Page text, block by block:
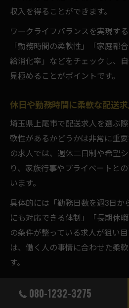
収入を得ることができます。
ワークライフバランスを実現す
「勤務時間の柔軟性」「家庭都
給消化率」などをチェックし、
見極めることがポイントです。
休日や勤務時間に柔軟な配送
埼玉県上尾市で配送求人を選ぶ
軟性があるかどうかは非常に重
の求人では、週休二日制や希望
り、家族行事やプライベートと
います。
具体的には「勤務日数を週3日か
にも対応できる体制」「長期休
の条件が整っている求人が狙い
は、働く人の事情に合わせた柔
す。
求人を比較する際は、実際の勤
に確認し、面接時に「希望シフ
080-1232-3275